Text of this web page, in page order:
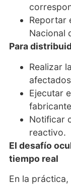
Reportar
Nacional
Para
Realizar
Ejecutar
Notificar
reactivo.
El desafío
tiempo real
En la